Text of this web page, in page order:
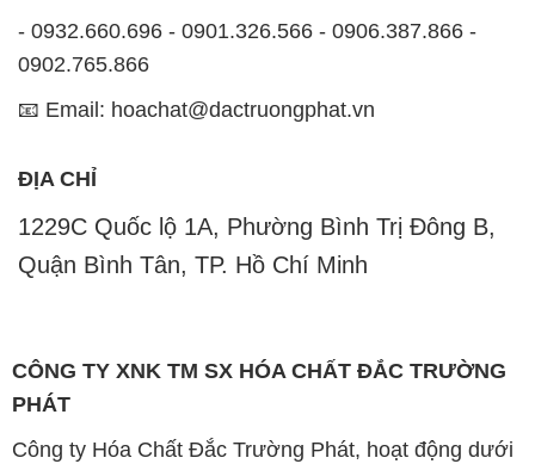
- 0932.660.696 - 0901.326.566 - 0906.387.866 -
0902.765.866
📧 Email: hoachat@dactruongphat.vn
ĐỊA CHỈ
1229C Quốc lộ 1A, Phường Bình Trị Đông B,
Quận Bình Tân, TP. Hồ Chí Minh
CÔNG TY XNK TM SX HÓA CHẤT ĐẮC TRƯỜNG
PHÁT
Công ty Hóa Chất Đắc Trường Phát, hoạt động dưới